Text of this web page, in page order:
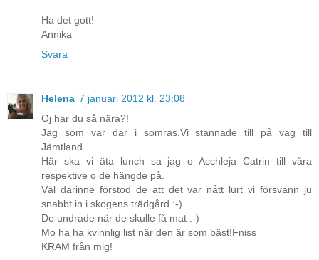
Ha det gott!
Annika
Svara
Helena 7 januari 2012 kl. 23:08
Oj har du så nära?!
Jag som var där i somras.Vi stannade till på väg till
Jämtland.
Här ska vi äta lunch sa jag o Acchleja Catrin till våra
respektive o de hängde på.
Väl därinne förstod de att det var nått lurt vi försvann ju
snabbt in i skogens trädgård :-)
De undrade när de skulle få mat :-)
Mo ha ha kvinnlig list när den är som bäst!Fniss
KRAM från mig!